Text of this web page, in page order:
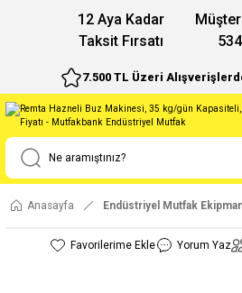
12 Aya Kadar
Taksit Fırsatı
7.500 TL Üzeri
Anasayfa Endüstriyel Mutfak
Yorum Yaz